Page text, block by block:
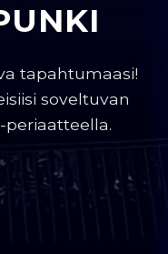
tapahtumaasi!
soveltuvan